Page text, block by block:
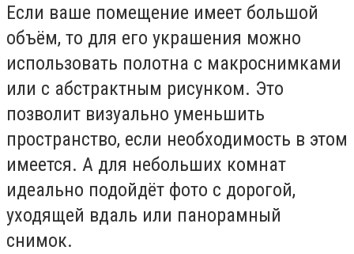
Если ваше помещение имеет большой
объём, то для его украшения можно
использовать полотна с макроснимками
или с абстрактным рисунком. Это
позволит визуально уменьшить
пространство, если необходимость в этом
имеется. А для небольших комнат
идеально подойдёт фото с дорогой,
уходящей вдаль или панорамный
снимок.